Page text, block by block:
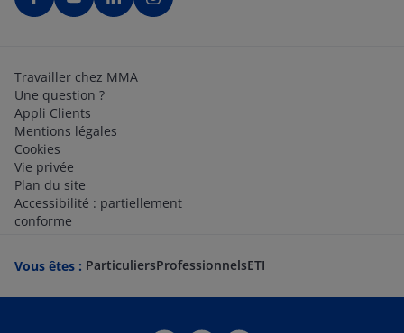
Travailler chez MMA
Une question ?
Appli Clients
Mentions légales
Cookies
Vie privée
Plan du site
Accessibilité : partiellement
conforme
Vous êtes : ParticuliersProfessionnelsETI